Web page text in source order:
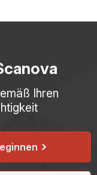
benötigen ein
Ihren